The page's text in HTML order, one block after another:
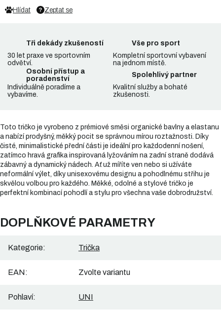
Zeptat se
Hlídat
Tři dekády zkušeností
30 let praxe ve sportovním
odvětví.
Vše pro sport
Kompletní sportovní vybavení
na jednom místě.
Osobní přístup a
poradenství
Individuálně poradíme a
vybavíme.
Spolehlivý partner
Kvalitní služby a bohaté
zkušenosti.
Toto tričko je vyrobeno z prémiové směsi organické bavlny a elastanu
a nabízí prodyšný, měkký pocit se správnou mírou roztažnosti. Díky
čisté, minimalistické přední části je ideální pro každodenní nošení,
zatímco hravá grafika inspirovaná lyžováním na zadní straně dodává
zábavný a dynamický nádech. Ať už míříte ven nebo si užíváte
neformální výlet, díky unisexovému designu a pohodlnému střihu je
skvělou volbou pro každého. Měkké, odolné a stylové tričko je
perfektní kombinací pohodlí a stylu pro všechna vaše dobrodružství.
DOPLŇKOVÉ PARAMETRY
Kategorie: Trička
EAN: Zvolte variantu
Pohlaví: UNI